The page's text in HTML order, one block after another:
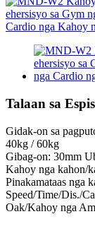
Talaan sa
Gidak-on sa
40kg / 60kg
Gibag-on: 30mm
Kahoy nga kahon/
Pinakamataas nga
Speed/Time/Dis./
Oak/Kahoy nga